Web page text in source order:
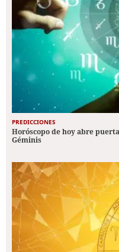
PREDICCIONES
Horóscopo de hoy abre
Géminis